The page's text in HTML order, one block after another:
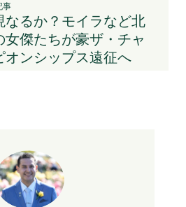
事
なるか？モイラなど北
女傑たちが豪ザ・チャ
オンシップス遠征へ